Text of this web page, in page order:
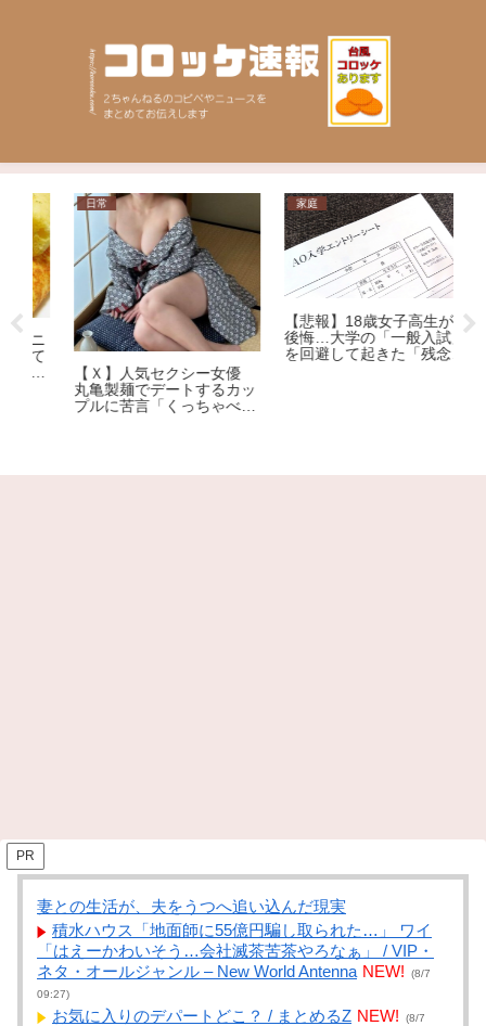
日常
【Ｘ】人気セクシー女優
丸亀製麺でデートするカッ
プルに苦言「くっちゃべる
家庭
【悲報】18歳女子高生が大
後悔…大学の「一般入試」
を回避して起きた「残念す
【
PR
妻との生活が、夫をうつへ追い込んだ現実
積水ハウス「地面師に55億円騙し取られた…」 ワイ
「はえーかわいそう…会社滅茶苦茶やろなぁ」 / VIP・
ネタ・オールジャンル – New World Antenna NEW!
(8/7
09:27)
お気に入りのデパートどこ？ / まとめるZ NEW!
(8/7